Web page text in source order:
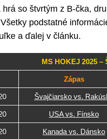
so štvrtým z B-čka,
podstatné
a ďalej v článku.
MS HOKEJ 2025 –
Zápas
Švajčiarsko vs.
USA vs. Fínsko
Kanada vs. Dánsko